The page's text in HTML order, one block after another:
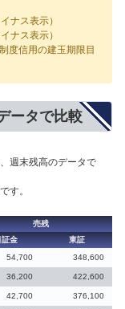
ナス表示）
ナス表示）
度信用の建玉期限目
ータで比較
週末残高のデータで
す。
売残
証金
東証
54,700 348,600
36,200 422,600
42,700 376,100